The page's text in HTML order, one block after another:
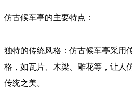
仿古候车亭的主要特点：
独特的传统风格：仿古候车亭采用
格，如瓦片、木梁、雕花等，让人
传统之美。